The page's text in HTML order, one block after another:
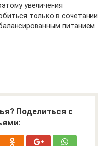
увеличения
только в сочетании
питанием
Поделиться с